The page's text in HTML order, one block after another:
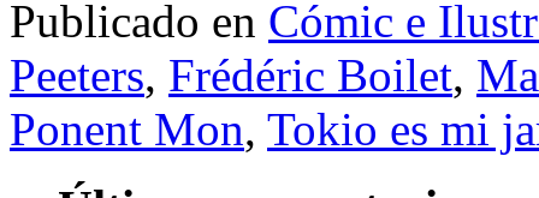
Publicado en Cómic e
Peeters, Frédéric Boilet,
Ponent Mon, Tokio es mi